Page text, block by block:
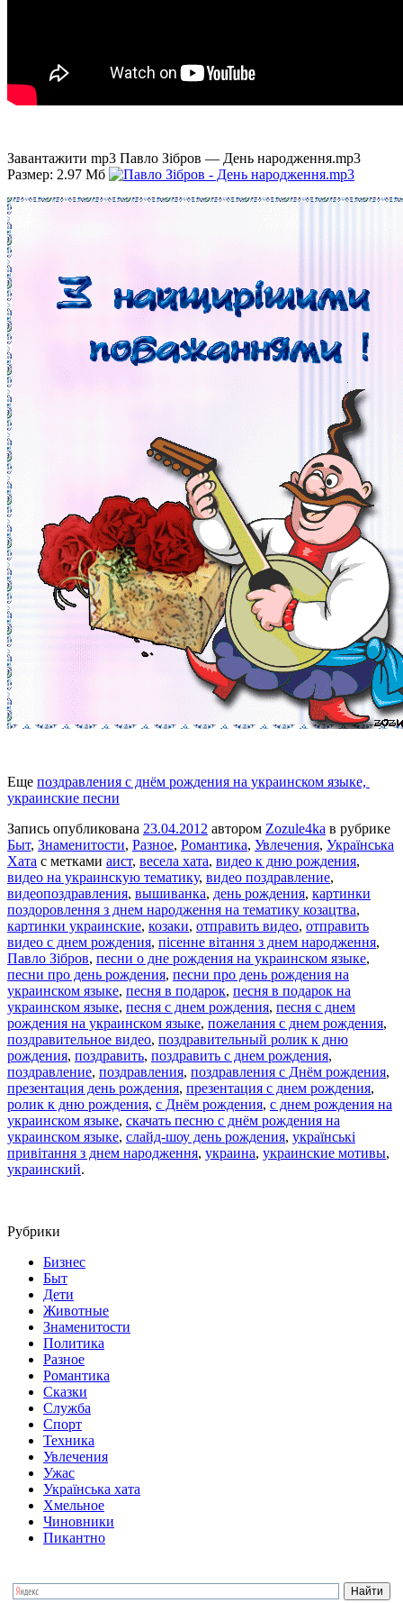
Завантажити mp3 Павло Зібров — День народження.mp3
Размер: 2.97 Мб
Еще поздравления с днём рождения на украинском языке,
украинские песни
Запись опубликована 23.04.2012 автором Zozule4ka в рубрике
Быт, Знаменитости, Разное, Романтика, Увлечения, Українська
Хата с метками аист, весела хата, видео к дню рождения,
видео на украинскую тематику, видео поздравление,
видеопоздравления, вышиванка, день рождения, картинки
поздоровлення з днем народження на тематику козацтва,
картинки украинские, козаки, отправить видео, отправить
видео с днем рождения, пісенне вітання з днем народження,
Павло Зібров, песни о дне рождения на украинском языке,
песни про день рождения, песни про день рождения на
украинском языке, песня в подарок, песня в подарок на
украинском языке, песня с днем рождения, песня с днем
рождения на украинском языке, пожелания с днем рождения,
поздравительное видео, поздравительный ролик к дню
рождения, поздравить, поздравить с днем рождения,
поздравление, поздравления, поздравления с Днём рождения,
презентация день рождения, презентация с днем рождения,
ролик к дню рождения, с Днём рождения, с днем рождения на
украинском языке, скачать песню с днём рождения на
украинском языке, слайд-шоу день рождения, українські
привітання з днем народження, украина, украинские мотивы,
украинский.
Рубрики
Бизнес
Быт
Дети
Животные
Знаменитости
Политика
Разное
Романтика
Сказки
Служба
Спорт
Техника
Увлечения
Ужас
Українська хата
Хмельное
Чиновники
Пикантно